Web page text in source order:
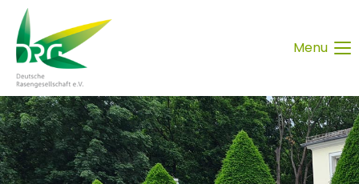
Menu